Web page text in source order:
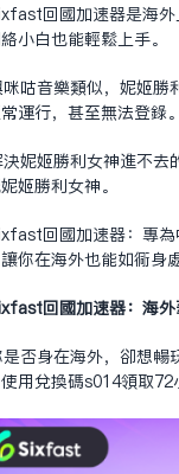
回国加速器是海
小白也能轻松上手。
咕音乐类似，妮姬胜
运行，甚至无法登录。
妮姬胜利女神进不去
姬胜利女神。
回国加速器：专为
你在海外也能如同身
回国加速器：海
否身在海外，却想畅
用兑换码s014领取72